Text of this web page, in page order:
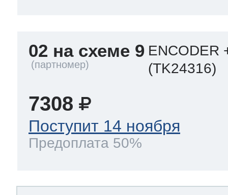
02 на схеме 9 ENCODER
(TK24316)
7308
Поступит 14 ноября
Предоплата 50%